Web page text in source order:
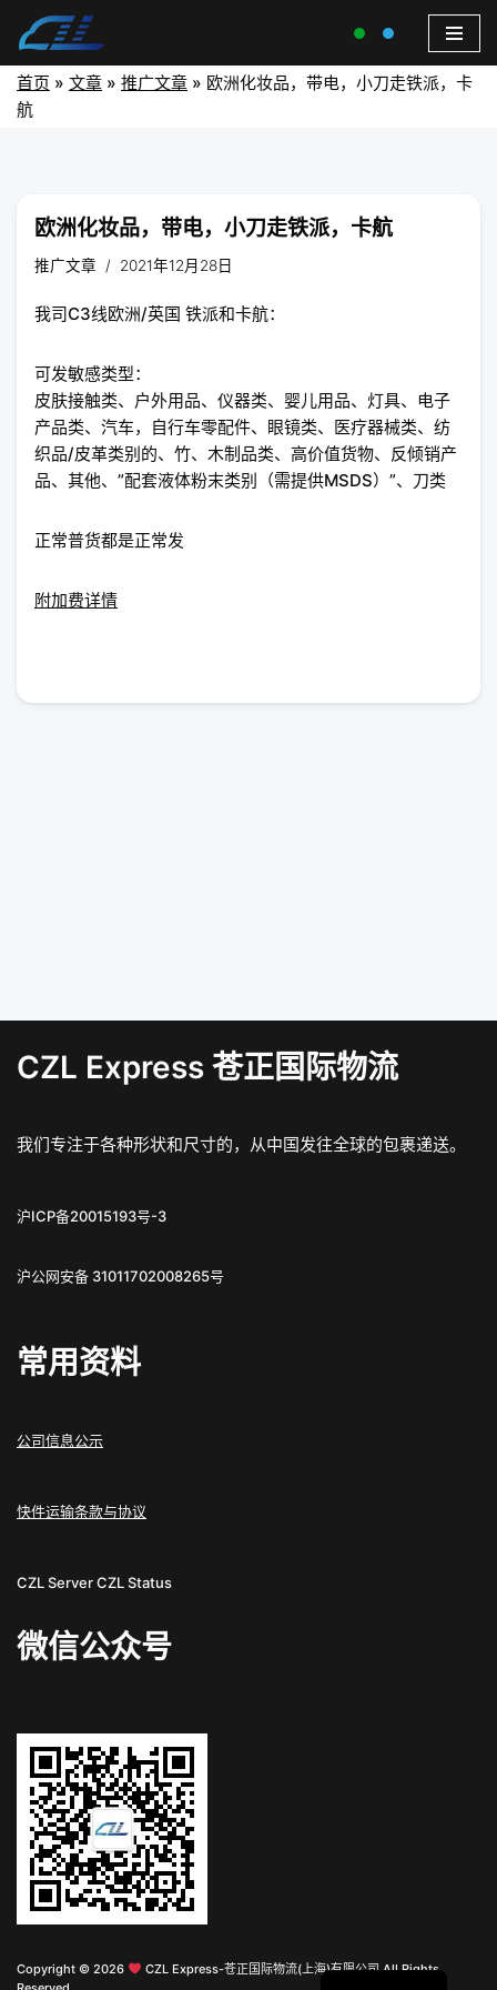
首页 » 文章 » 推广文章 » 欧洲化妆品，带电，小刀走铁派，卡
航
欧洲化妆品，带电，小刀走铁派，卡航
推广文章 2021年12月28日
我司C3线欧洲/英国 铁派和卡航：
可发敏感类型：
皮肤接触类、户外用品、仪器类、婴儿用品、灯具、电子
产品类、汽车，自行车零配件、眼镜类、医疗器械类、纺
织品/皮革类别的、竹、木制品类、高价值货物、反倾销产
品、其他、”配套液体粉末类别（需提供MSDS）”、刀类
正常普货都是正常发
附加费详情
CZL Express 苍正国际物流
我们专注于各种形状和尺寸的，从中国发往全球的包裹递送。
沪ICP备20015193号-3
沪公网安备 31011702008265号
常用资料
公司信息公示
快件运输条款与协议
CZL ServerCZL Status
微信公众号
Copyright © 2026
CZL Express-苍正国际物流(上海)有限公司 All Rights
English